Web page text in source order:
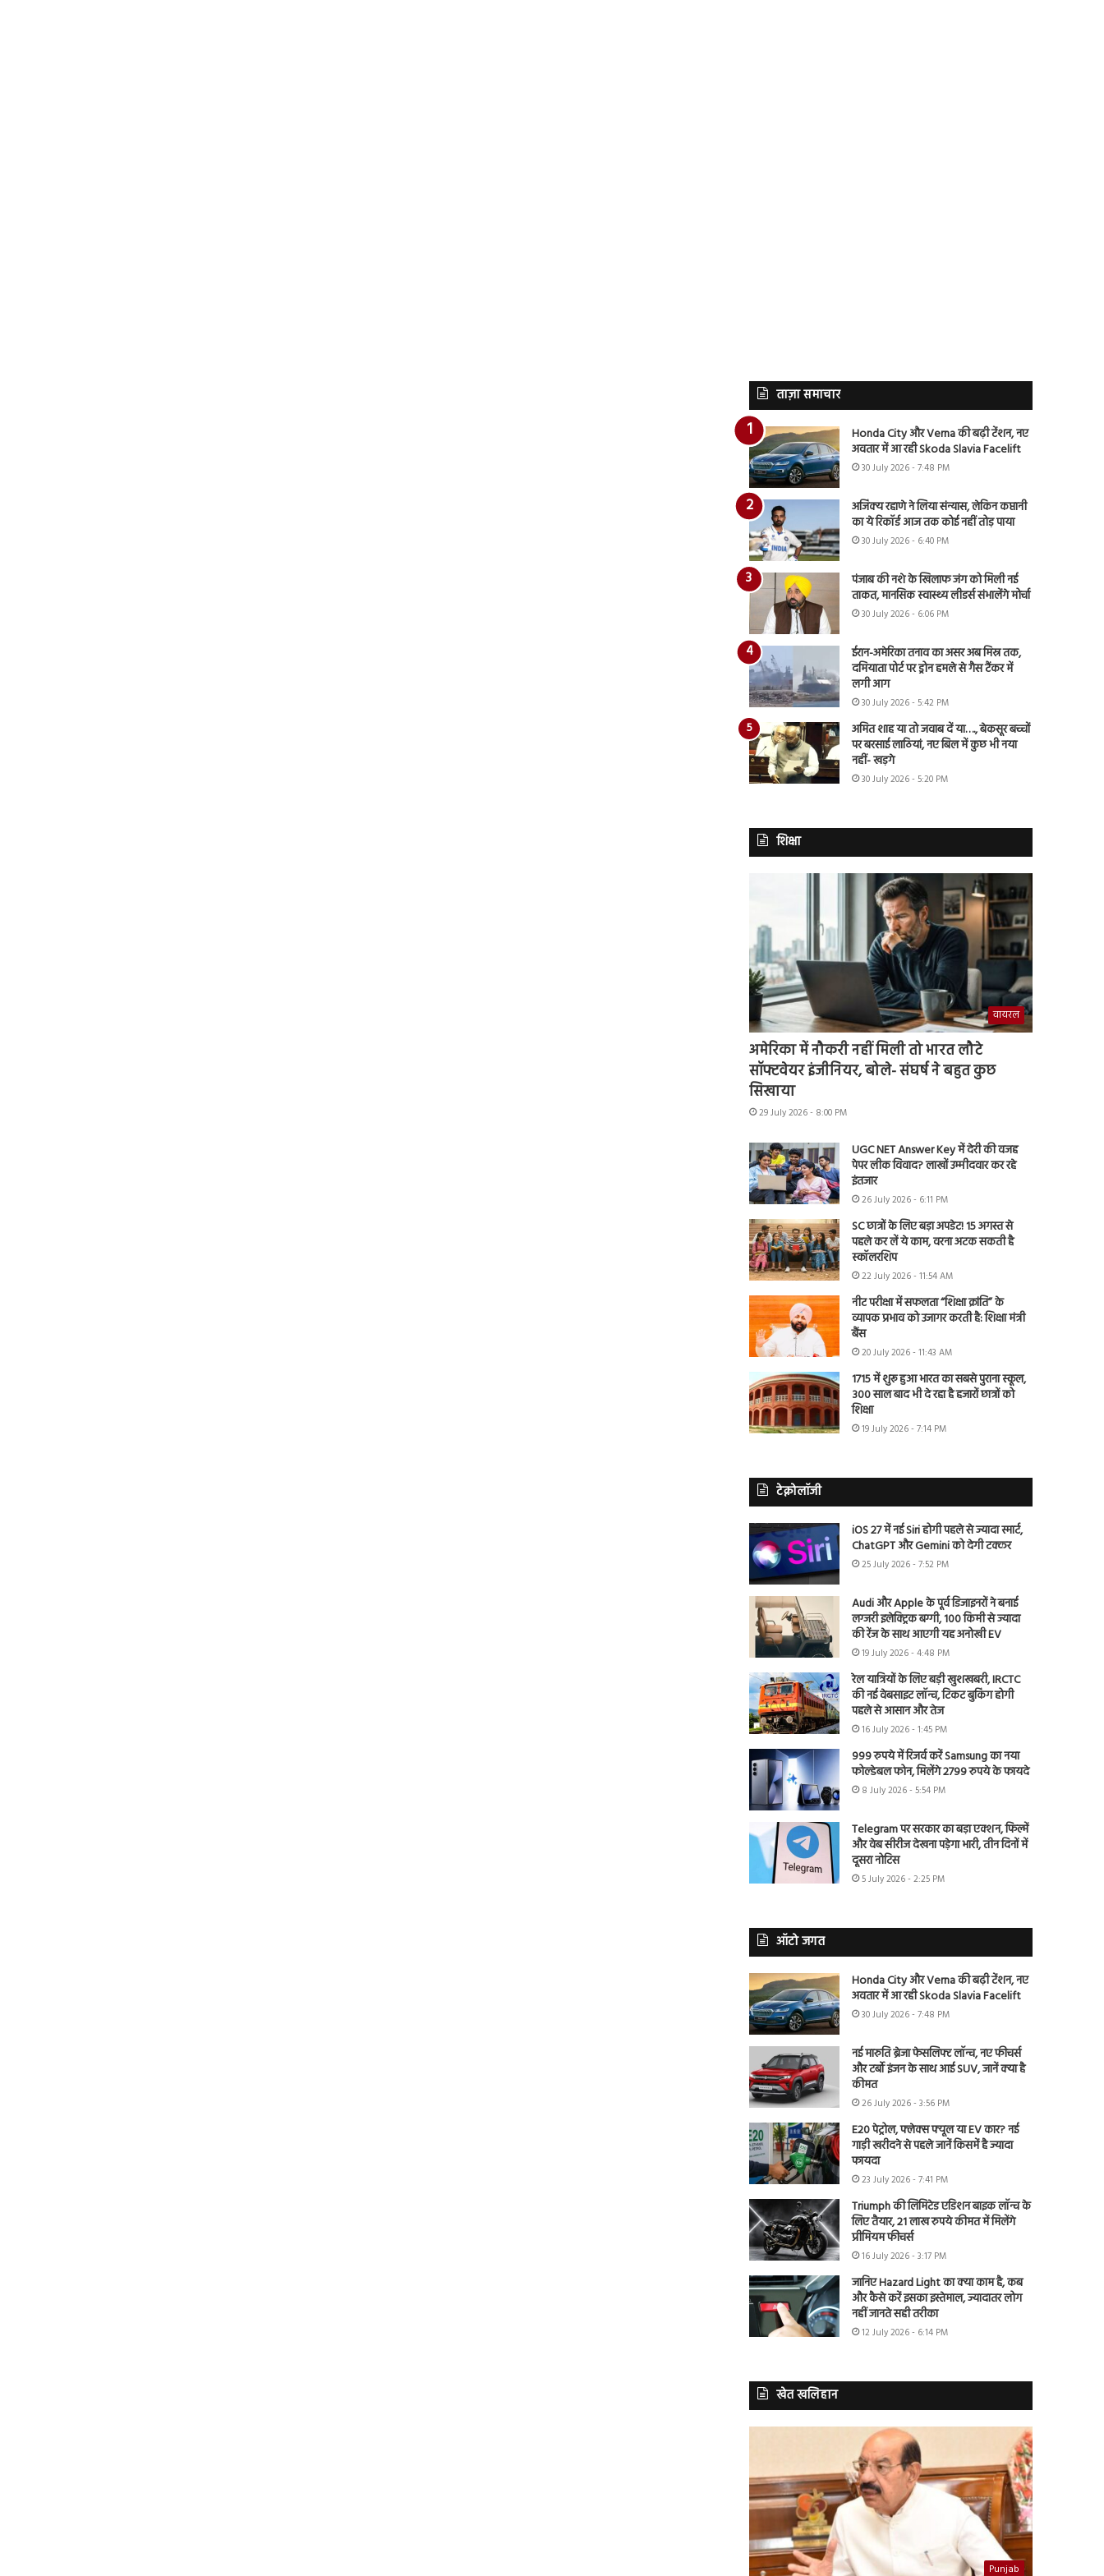
ताज़ा समाचार
Honda City और Verna की बढ़ी टेंशन, नए
अवतार में आ रही Skoda Slavia Facelift
30 July 2026 - 7:48 PM
अजिंक्य रहाणे ने लिया संन्यास, लेकिन कप्तानी
का ये रिकॉर्ड आज तक कोई नहीं तोड़ पाया
30 July 2026 - 6:40 PM
पंजाब की नशे के खिलाफ जंग को मिली नई
ताकत, मानसिक स्वास्थ्य लीडर्स संभालेंगे मोर्चा
30 July 2026 - 6:06 PM
ईरान-अमेरिका तनाव का असर अब मिस्र तक,
दमियाता पोर्ट पर ड्रोन हमले से गैस टैंकर में
लगी आग
30 July 2026 - 5:42 PM
अमित शाह या तो जवाब दें या…., बेकसूर बच्चों
पर बरसाई लाठियां, नए बिल में कुछ भी नया
नहीं- खड़गे
30 July 2026 - 5:20 PM
शिक्षा
वायरल
अमेरिका में नौकरी नहीं मिली तो भारत लौटे
सॉफ्टवेयर इंजीनियर, बोले- संघर्ष ने बहुत कुछ
सिखाया
29 July 2026 - 8:00 PM
UGC NET Answer Key में देरी की वजह
पेपर लीक विवाद? लाखों उम्मीदवार कर रहे
इंतजार
26 July 2026 - 6:11 PM
SC छात्रों के लिए बड़ा अपडेट! 15 अगस्त से
पहले कर लें ये काम, वरना अटक सकती है
स्कॉलरशिप
22 July 2026 - 11:54 AM
नीट परीक्षा में सफलता “शिक्षा क्रांति” के
व्यापक प्रभाव को उजागर करती है: शिक्षा मंत्री
बैंस
20 July 2026 - 11:43 AM
1715 में शुरू हुआ भारत का सबसे पुराना स्कूल,
300 साल बाद भी दे रहा है हजारों छात्रों को
शिक्षा
19 July 2026 - 7:14 PM
टेक्नोलॉजी
iOS 27 में नई Siri होगी पहले से ज्यादा स्मार्ट,
ChatGPT और Gemini को देगी टक्कर
25 July 2026 - 7:52 PM
Audi और Apple के पूर्व डिजाइनरों ने बनाई
लग्जरी इलेक्ट्रिक बग्गी, 100 किमी से ज्यादा
की रेंज के साथ आएगी यह अनोखी EV
19 July 2026 - 4:48 PM
रेल यात्रियों के लिए बड़ी खुशखबरी, IRCTC
की नई वेबसाइट लॉन्च, टिकट बुकिंग होगी
पहले से आसान और तेज
16 July 2026 - 1:45 PM
999 रुपये में रिजर्व करें Samsung का नया
फोल्डेबल फोन, मिलेंगे 2799 रुपये के फायदे
8 July 2026 - 5:54 PM
Telegram पर सरकार का बड़ा एक्शन, फिल्में
और वेब सीरीज देखना पड़ेगा भारी, तीन दिनों में
दूसरा नोटिस
5 July 2026 - 2:25 PM
ऑटो जगत
Honda City और Verna की बढ़ी टेंशन, नए
अवतार में आ रही Skoda Slavia Facelift
30 July 2026 - 7:48 PM
नई मारुति ब्रेजा फेसलिफ्ट लॉन्च, नए फीचर्स
और टर्बो इंजन के साथ आई SUV, जानें क्या है
कीमत
26 July 2026 - 3:56 PM
E20 पेट्रोल, फ्लेक्स फ्यूल या EV कार? नई
गाड़ी खरीदने से पहले जानें किसमें है ज्यादा
फायदा
23 July 2026 - 7:41 PM
Triumph की लिमिटेड एडिशन बाइक लॉन्च के
लिए तैयार, 21 लाख रुपये कीमत में मिलेंगे
प्रीमियम फीचर्स
16 July 2026 - 3:17 PM
जानिए Hazard Light का क्या काम है, कब
और कैसे करें इसका इस्तेमाल, ज्यादातर लोग
नहीं जानते सही तरीका
12 July 2026 - 6:14 PM
खेत खलिहान
Punjab